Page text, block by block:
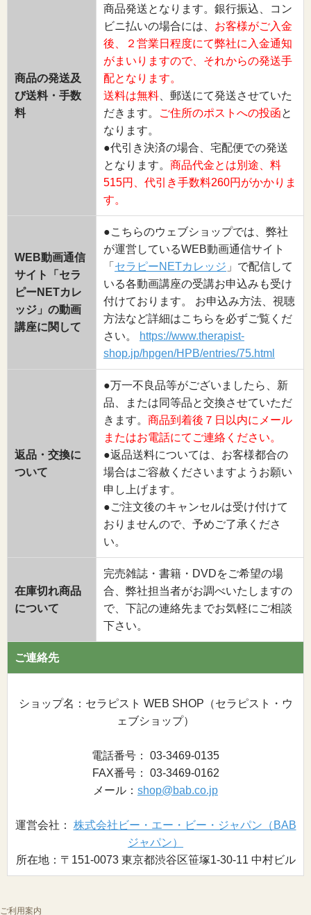
商品の発送及
び送料・手数
料
商品発送となります。銀行振込、コン
ビニ払いの場合には、 お客様がご入金
後、２営業日程度にて弊社に入金通知
がまいりますので、それからの発送手
配となります。
送料は無料 、郵送にて発送させていた
だきます。
ご住所のポストへの投函と
なります。
●代引き決済の場合、宅配便での発送
となります。 商品代金とは別途、料
515円、代引き手数料260円がかかりま
す。
WEB動画通信
サイト「セラ
ピーNETカレ
ッジ」の動画
講座に関して
●こちらのウェブショップでは、弊社
が運営しているWEB動画通信サイト
「 セラピーNETカレッジ 」で配信して
いる各動画講座の受講お申込みも受け
付けております。 お申込み方法、視聴
方法など詳細はこちらを必ずご覧くだ
さい。
https://www.therapist-
shop.jp/hpgen/HPB/entries/75.html
返品・交換に
ついて
●万一不良品等がございましたら、新
品、または同等品と交換させていただ
きます。 商品到着後７日以内にメール
またはお電話にてご連絡ください。
●返品送料については、お客様都合の
場合はご容赦くださいますようお願い
申し上げます。
●ご注文後のキャンセルは受け付けて
おりませんので、予めご了承くださ
い。
在庫切れ商品
について
完売雑誌・書籍・DVDをご希望の場
合、弊社担当者がお調べいたしますの
で、下記の連絡先までお気軽にご相談
下さい。
ご連絡先
ショップ名：セラピスト WEB SHOP（セラピスト・ウ
ェブショップ）
電話番号： 03-3469-0135
FAX番号： 03-3469-0162
メール： shop@bab.co.jp
運営会社： 株式会社ビー・エー・ビー・ジャパン（BAB
ジャパン）
所在地：〒151-0073 東京都渋谷区笹塚1-30-11 中村ビル
ご利用案内